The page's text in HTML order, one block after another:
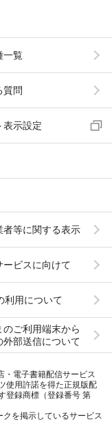
一覧
質問
表示設定
者等に関する表示
ービスに向けて
利用について
のご利用端末から
外部送信について
・電子書籍配信サービス
使用許諾を得た正規版配
登録商標（登録番号 第
を掲示しているサービス